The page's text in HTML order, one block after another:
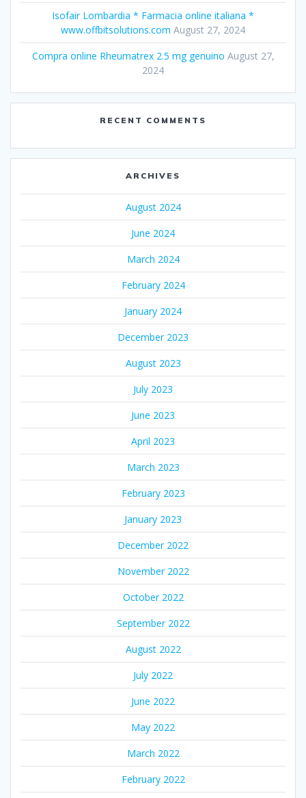
Isofair Lombardia * Farmacia online italiana *
www.offbitsolutions.com August 27, 2024
Compra online Rheumatrex 2.5 mg genuino August 27,
2024
RECENT COMMENTS
ARCHIVES
August 2024
June 2024
March 2024
February 2024
January 2024
December 2023
August 2023
July 2023
June 2023
April 2023
March 2023
February 2023
January 2023
December 2022
November 2022
October 2022
September 2022
August 2022
July 2022
June 2022
May 2022
March 2022
February 2022